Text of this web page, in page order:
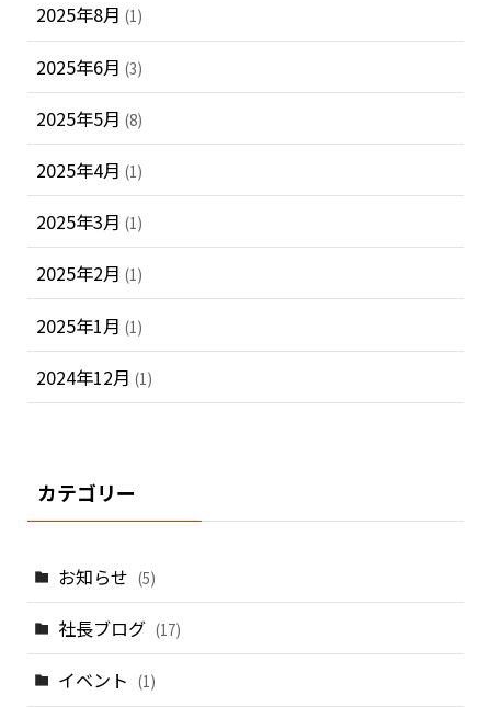
2025年8月 (1)
2025年6月 (3)
2025年5月 (8)
2025年4月 (1)
2025年3月 (1)
2025年2月 (1)
2025年1月 (1)
2024年12月 (1)
カテゴリー
お知らせ (5)
社長ブログ (17)
イベント (1)